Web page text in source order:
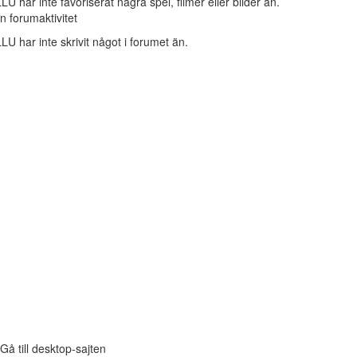
forumaktivitet
har inte skrivit något i forumet än.
Gå till desktop-sajten